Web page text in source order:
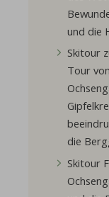
und die
Skitour
Tour
die
Skitour